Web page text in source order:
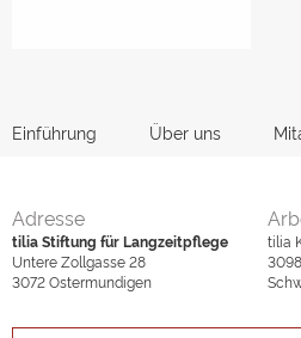
Einführung Über uns
Adresse
tilia Stiftung für Langzeitpflege
Untere Zollgasse 28
3072Ostermundigen
tilia
3098